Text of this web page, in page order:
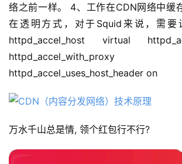
络之前一样。 4、工作在CDN网络中缓
在透明方式，对于Squid来说，需要
httpd_accel_host virtual
httpd_accel_uses_host_header on
万水千山总是情, 领个红包行不行?